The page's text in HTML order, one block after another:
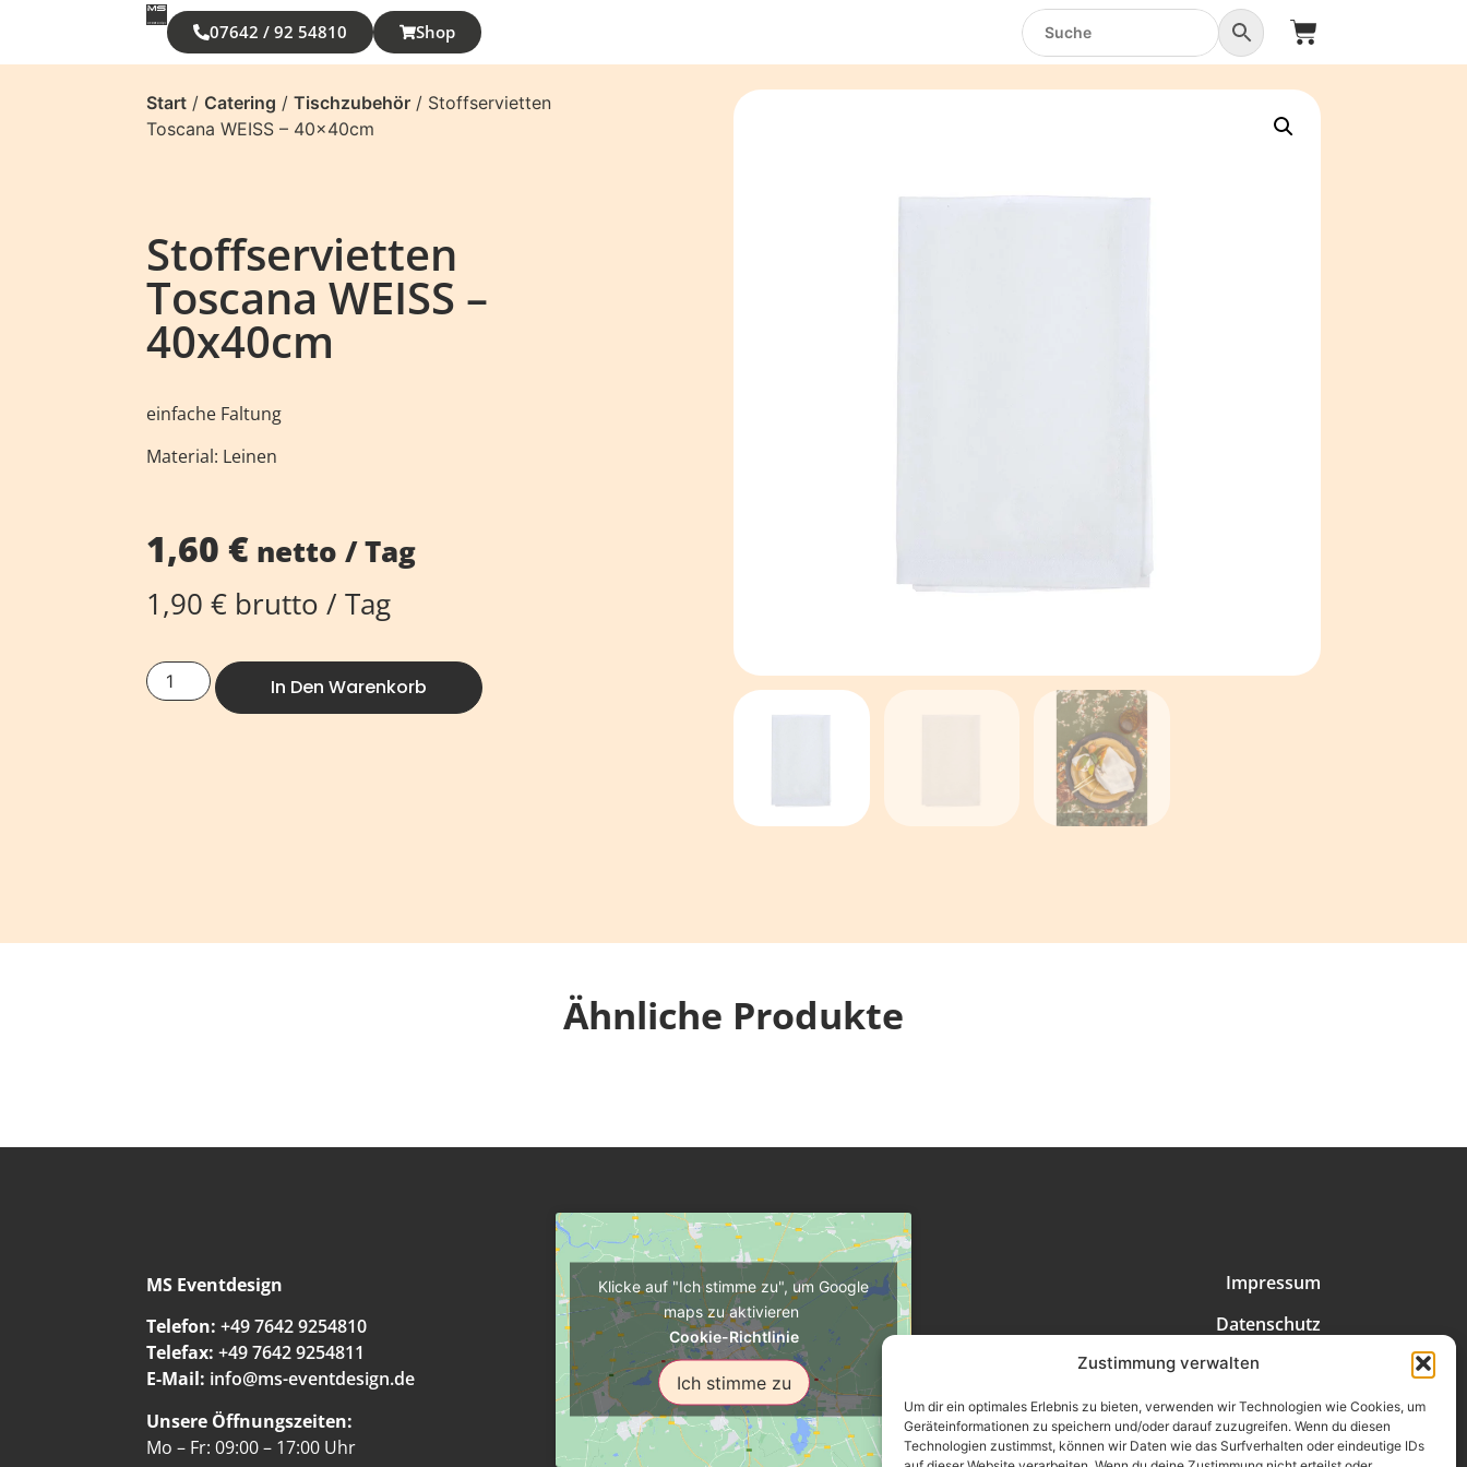
Zustimmung verwalten
Um dir ein optimales Erlebnis zu bieten, verwenden wir Technologien wie Cookies, um
Geräteinformationen zu speichern und/oder darauf zuzugreifen. Wenn du diesen
Technologien zustimmst, können wir Daten wie das Surfverhalten oder eindeutige IDs
07642 / 92 54810 Shop
Start / Catering /Tischzubehör / Stoffservietten
Toscana WEISS – 40x40cm
Stoffservietten
Toscana WEISS –
40x40cm
einfache Faltung
Material: Leinen
1,60€ netto / Tag
1,90€ brutto / Tag
In Den Warenkorb
Ähnliche Produkte
MS Eventdesign
Telefon: +49 7642 9254810
Telefax: +49 7642 9254811
E-Mail: info@ms-eventdesign.de
Unsere Öffnungszeiten:
Mo – Fr: 09:00 – 17:00 Uhr
Klicke auf "Ich stimme zu", um Google
maps zu aktivieren
Cookie-Richtlinie
Ich stimme zu
Impressum
Datenschutz
Erklärung zur Barrierefreiheit
AGB
Widerrufsrecht